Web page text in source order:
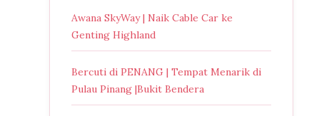
Awana SkyWay | Naik Cable Car ke
Genting Highland
Bercuti di PENANG | Tempat Menarik di
Pulau Pinang |Bukit Bendera